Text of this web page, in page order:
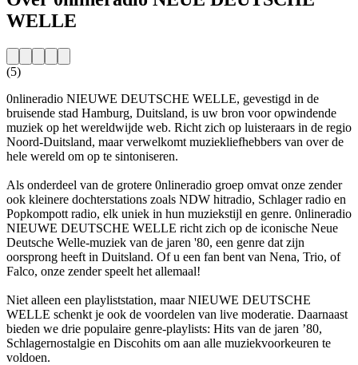
WELLE
(5)
0nlineradio NIEUWE DEUTSCHE WELLE, gevestigd in de
bruisende stad Hamburg, Duitsland, is uw bron voor opwindende
muziek op het wereldwijde web. Richt zich op luisteraars in de regio
Noord-Duitsland, maar verwelkomt muziekliefhebbers van over de
hele wereld om op te sintoniseren.
Als onderdeel van de grotere 0nlineradio groep omvat onze zender
ook kleinere dochterstations zoals NDW hitradio, Schlager radio en
Popkompott radio, elk uniek in hun muziekstijl en genre. 0nlineradio
NIEUWE DEUTSCHE WELLE richt zich op de iconische Neue
Deutsche Welle-muziek van de jaren '80, een genre dat zijn
oorsprong heeft in Duitsland. Of u een fan bent van Nena, Trio, of
Falco, onze zender speelt het allemaal!
Niet alleen een playliststation, maar NIEUWE DEUTSCHE
WELLE schenkt je ook de voordelen van live moderatie. Daarnaast
bieden we drie populaire genre-playlists: Hits van de jaren ’80,
Schlagernostalgie en Discohits om aan alle muziekvoorkeuren te
voldoen.